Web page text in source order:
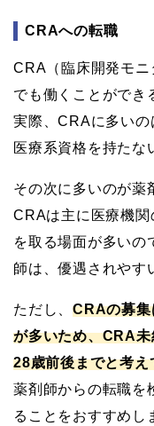
CRAへの転職
CRA（臨床開発モニ
でも働くことができ
実際、CRAに多いの
医療系資格を持たな
その次に多いのが薬
CRAは主に医療機関
を取る場面が多いの
師は、優遇されやす
ただし、CRAの募集
が多いため、CRA
28歳前後までと考
薬剤師からの転職を
ることをおすすめし